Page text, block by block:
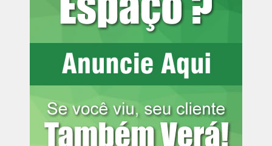
trabalho infantil por ano
deslocar entre Curitiba e municípios vizinhos sem pagar
nova tarifa. Dos 15 milhões de passageiros por mês que
usam o transporte de Curitiba, 3,2 milhões são da Região
Metropolitana e entram no sistema sem precisar pagar
nova passagem. Isso é possível porque há 22 terminais
de integração, 242 linhas urbanas, 62 linhas
metropolitanas que se integram com o sistema e quatro